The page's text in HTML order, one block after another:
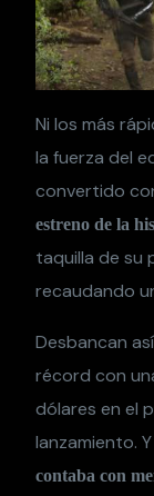
Ni los más
la fuerza del
convertido
estreno de la
taquilla de su
recaudando
Desbancan
récord con
dólares en el
lanzamiento.
contaba con